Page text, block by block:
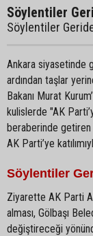
Söylentiler
Söylentiler
Ankara siyasetinde
ardından taşlar
Bakanı Murat
kulislerde "AK
beraberinde getiren
AK Parti’ye
Söylentiler
Ziyarette AK Parti
alması, Gölbaşı
değiştireceği